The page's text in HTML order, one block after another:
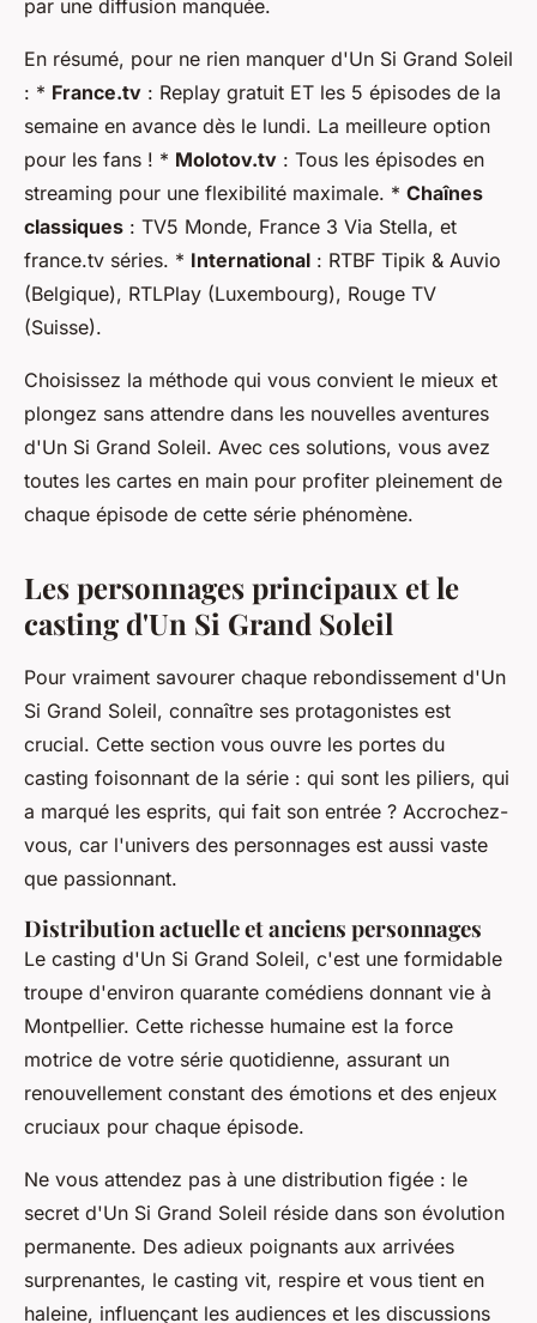
par une diffusion manquée.
En résumé, pour ne rien manquer d'Un Si Grand Soleil
: * France.tv : Replay gratuit ET les 5 épisodes de la
semaine en avance dès le lundi. La meilleure option
pour les fans ! * Molotov.tv : Tous les épisodes en
streaming pour une flexibilité maximale. * Chaînes
classiques : TV5 Monde, France 3 Via Stella, et
france.tv séries. * International : RTBF Tipik & Auvio
(Belgique), RTLPlay (Luxembourg), Rouge TV
(Suisse).
Choisissez la méthode qui vous convient le mieux et
plongez sans attendre dans les nouvelles aventures
d'Un Si Grand Soleil. Avec ces solutions, vous avez
toutes les cartes en main pour profiter pleinement de
chaque épisode de cette série phénomène.
Les personnages principaux et le
casting d'Un Si Grand Soleil
Pour vraiment savourer chaque rebondissement d'Un
Si Grand Soleil, connaître ses protagonistes est
crucial. Cette section vous ouvre les portes du
casting foisonnant de la série : qui sont les piliers, qui
a marqué les esprits, qui fait son entrée ? Accrochez-
vous, car l'univers des personnages est aussi vaste
que passionnant.
Distribution actuelle et anciens personnages
Le casting d'Un Si Grand Soleil, c'est une formidable
troupe d'environ quarante comédiens donnant vie à
Montpellier. Cette richesse humaine est la force
motrice de votre série quotidienne, assurant un
renouvellement constant des émotions et des enjeux
cruciaux pour chaque épisode.
Ne vous attendez pas à une distribution figée : le
secret d'Un Si Grand Soleil réside dans son évolution
permanente. Des adieux poignants aux arrivées
surprenantes, le casting vit, respire et vous tient en
haleine, influençant les audiences et les discussions